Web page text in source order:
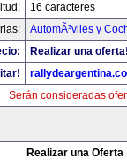
16 caracteres
AutomÃ³viles y
Realizar una
Serán consideradas
Realizar una Oferta